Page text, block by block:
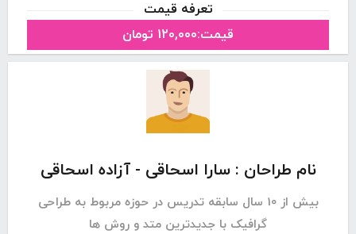
تعرفه قیمت
قیمت:120,000 تومان
نام طراحان : سارا اسحاقی - آزاده اسحاقی
بیش از 10 سال سابقه تدریس در حوزه مربوط به طراحی
گرافیک با جدیدترین متد و روش ها